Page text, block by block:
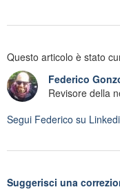
Questo articolo è stato
Federico
Revisore della
Segui Federico su
Suggerisci una